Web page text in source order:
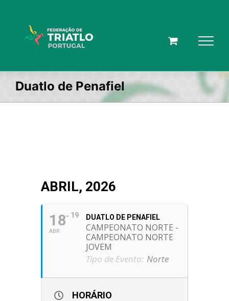
Duatlo de Penafiel
ABRIL, 2026
18
ABR
19 DUATLO DE PENAFIEL
CAMPEONATO NORTE -
CAMPEONATO NORTE
JOVEM
Tipo de Evento: Norte
HORÁRIO